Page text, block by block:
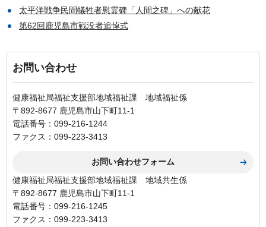
太平洋戦争民間犠牲者慰霊碑「人間之碑」への献花
第62回鹿児島市戦没者追悼式
お問い合わせ
健康福祉局福祉支援部地域福祉課 地域福祉係
〒892-8677 鹿児島市山下町11-1
電話番号：099-216-1244
ファクス：099-223-3413
健康福祉局福祉支援部地域福祉課 地域共生係
〒892-8677 鹿児島市山下町11-1
電話番号：099-216-1245
ファクス：099-223-3413